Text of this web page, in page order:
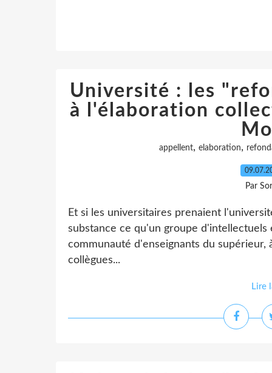
Université : les
à l'élaboration
appellent, elaboration,
Par
Et si les universitaires prenaient
substance ce qu'un groupe
communauté d'enseignants du
collègues...
Lire